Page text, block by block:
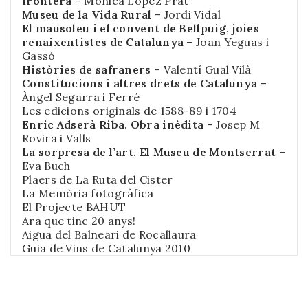
Museu de la Vida Rural – Jordi Vidal
El mausoleu i el convent de Bellpuig, joies
renaixentistes de Catalunya – Joan Yeguas i
Gassó
Històries de safraners – Valentí Gual Vilà
Constitucions i altres drets de Catalunya –
Àngel Segarra i Ferré
Les edicions originals de 1588-89 i 1704
Enric Adserà Riba. Obra inèdita – Josep M
Rovira i Valls
La sorpresa de l’art. El Museu de Montserrat –
Eva Buch
Plaers de La Ruta del Cister
La Memòria fotogràfica
El Projecte BAHUT
Ara que tinc 20 anys!
Aigua del Balneari de Rocallaura
Guia de Vins de Catalunya 2010